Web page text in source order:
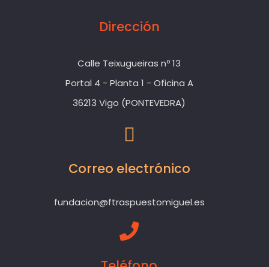
Dirección
Calle Teixugueiras nº 13
Portal 4 - Planta 1 - Oficina A
36213 Vigo (PONTEVEDRA)
Correo electrónico
fundacion@ftraspuestomiguel.es